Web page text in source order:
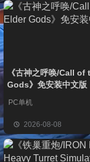
《古神之呼唤/Call
Gods》免安装中文版
PC单机
2026-08-08